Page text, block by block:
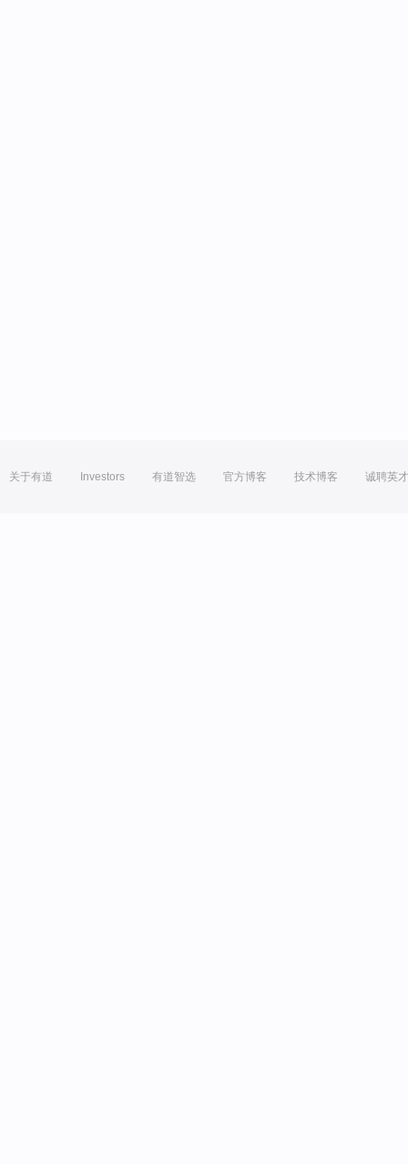
关于有道 Investors 有道智选 官方博客 技术博客 诚聘英才